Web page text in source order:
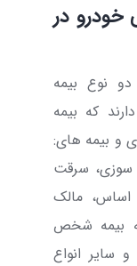
خودرو در
نوع بیمه
که بیمه
و بیمه های:
سوزی، سرقت
مالک
بیمه شخص
سایر انواع